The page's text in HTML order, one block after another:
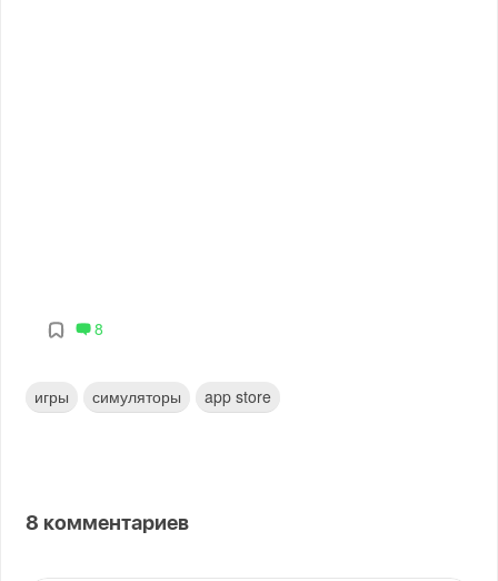
8
игры симуляторы app store
8 комментариев